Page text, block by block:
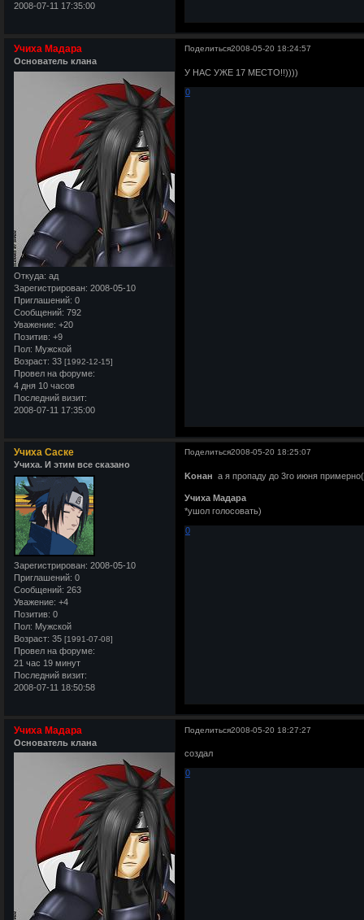
2008-07-11 17:35:00
Поделиться2008-05-20 18:24:57
Учиха Мадара
Основатель клана
Откуда: ад
Зарегистрирован: 2008-05-10
Приглашений: 0
Сообщений: 792
Уважение: +20
Позитив: +9
Пол: Мужской
Возраст: 33 [1992-12-15]
Провел на форуме:
4 дня 10 часов
Последний визит:
2008-07-11 17:35:00
У НАС УЖЕ 17 МЕСТО!!))))
0
Поделиться2008-05-20 18:25:07
Учиха Саске
Учиха. И этим все сказано
Зарегистрирован: 2008-05-10
Приглашений: 0
Сообщений: 263
Уважение: +4
Позитив: 0
Пол: Мужской
Возраст: 35 [1991-07-08]
Провел на форуме:
21 час 19 минут
Последний визит:
2008-07-11 18:50:58
Kонан а я пропаду до 3го июня
Учиха Мадара
*ушол голосовать)
0
Поделиться2008-05-20 18:27:27
Учиха Мадара
Основатель клана
создал
0